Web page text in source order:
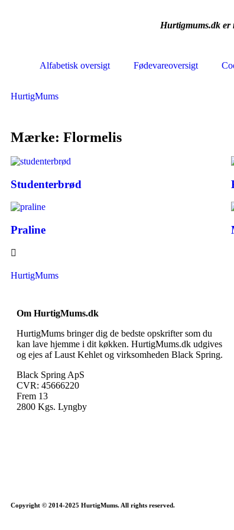
Hurtigmums.dk er
Alfabetisk oversigt Fødevareoversigt
HurtigMums
Mærke: Flormelis
Studenterbrød
Praline
HurtigMums
Om HurtigMums.dk
HurtigMums bringer dig de bedste opskrifter som du
kan lave hjemme i dit køkken. HurtigMums.dk udgives
og ejes af Laust Kehlet og virksomheden Black Spring.
Black Spring ApS
CVR: 45666220
Frem 13
2800 Kgs. Lyngby
Copyright © 2014-2025 HurtigMums. All rights reserved.